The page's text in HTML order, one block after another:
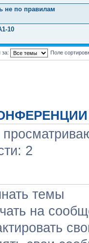
не по правилам
10
за: Поле
2
темы
на